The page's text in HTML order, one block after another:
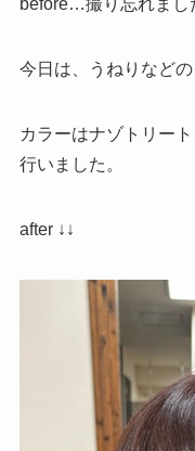
before…撮り忘れまし
今日は、うねりなど
カラーはナゾトリー
行いました。
after ↓↓